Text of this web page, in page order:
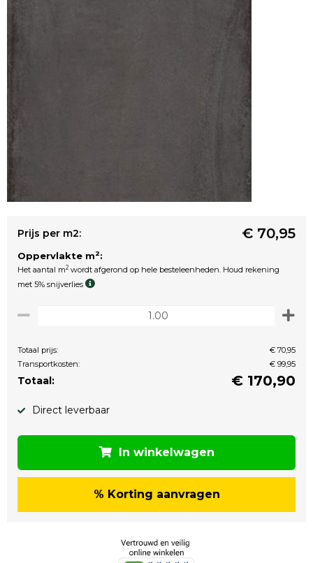
Prijs per m2: € 70,95
Oppervlakte m2:
Het aantal m2 wordt afgerond op hele besteleenheden. Houd rekening
met 5% snijverlies
Totaal prijs:
€ 70,95
Transportkosten:
€ 99,95
Totaal: € 170,90
Direct leverbaar
In winkelwagen
% Korting aanvragen